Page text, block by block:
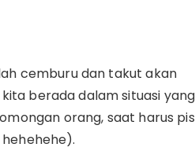
cemburu dan takut akan
berada dalam situasi
orang, saat harus